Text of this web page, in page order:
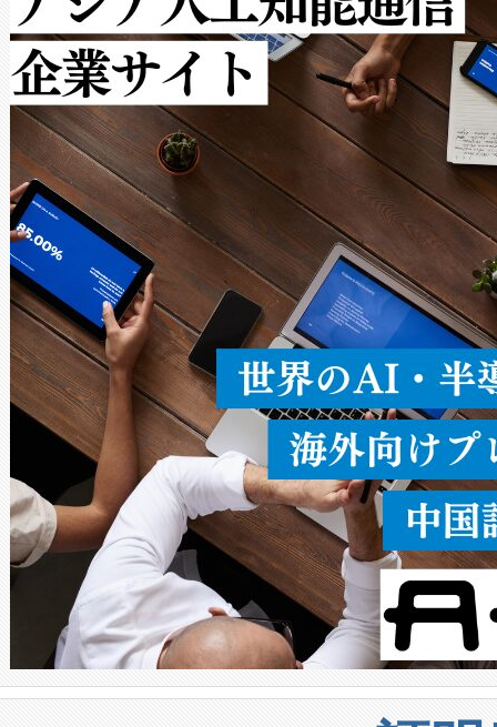
ルの変電所周囲を監視でき、
作業と点群処理を簡素化でき
Avia 2は、2種類のFOVオプシ
× 80°のノーマルモード、長
ードを切り替えて使用するこ
ることなく、単一のデバイス
うにします。遠距離まで届く
密度なスキャ […]